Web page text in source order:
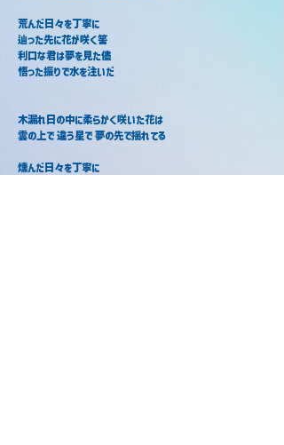
荒んだ日々を丁寧に
辿った先に花が咲く筈
利口な君は夢を見た儘
悟った振りで水を注いだ
木漏れ日の中に柔らかく咲いた花は
雲の上で 違う星で 夢の先で揺れてる
燻んだ日々を丁寧に